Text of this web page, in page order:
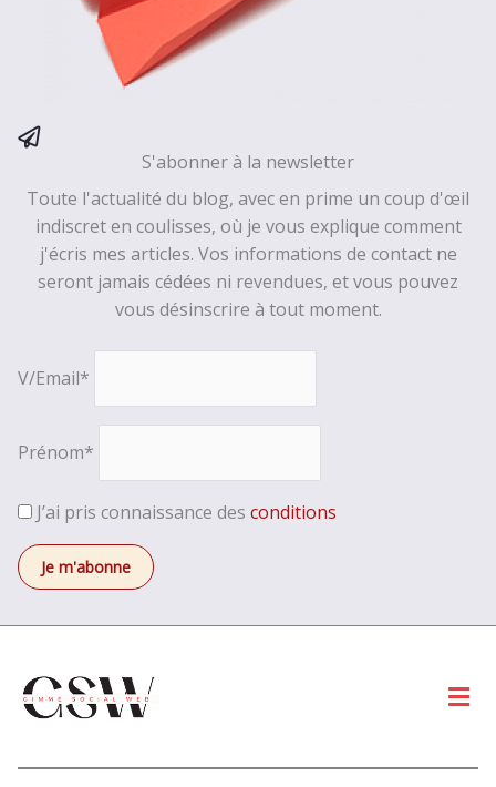
S'abonner à la newsletter
Toute l'actualité du blog, avec en prime un coup d'œil
indiscret en coulisses, où je vous explique comment
j'écris mes articles. Vos informations de contact ne
seront jamais cédées ni revendues, et vous pouvez
vous désinscrire à tout moment.
V/Email*
Prénom*
J’ai pris connaissance des conditions